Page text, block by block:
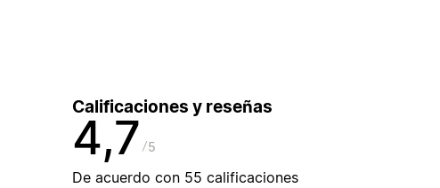
Calificaciones y reseñas
4,7 5
De acuerdo con 55 calificaciones